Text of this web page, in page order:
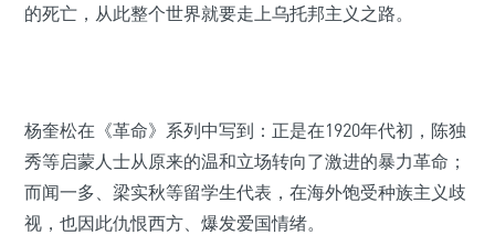
的死亡，从此整个世界就要走上乌托邦主义之路。
杨奎松在《革命》系列中写到：正是在1920年代初，陈独
秀等启蒙人士从原来的温和立场转向了激进的暴力革命；
而闻一多、梁实秋等留学生代表，在海外饱受种族主义歧
视，也因此仇恨西方、爆发爱国情绪。